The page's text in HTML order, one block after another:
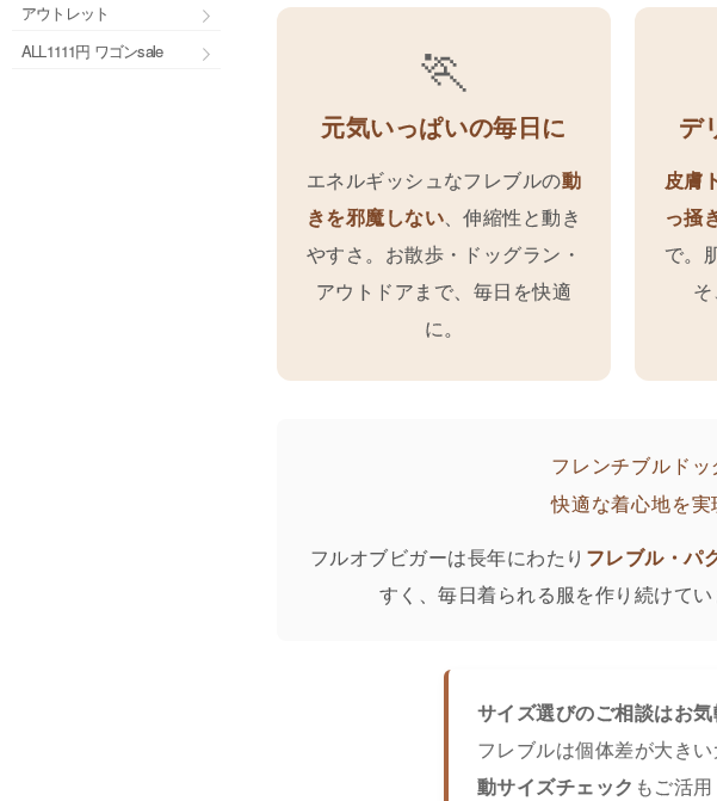
アウトレット
ALL1111円 ワゴンsale
🏃
元気いっぱいの毎日に
エネルギッシュなフレブルの動
きを邪魔しない、伸縮性と動き
やすさ。お散歩・ドッグラン・
アウトドアまで、毎日を快適
に。
デ
皮膚
っ掻
で。
フレンチブルドッ
快適な着心地を実
フルオブビガーは長年にわたり フレブル・パ
すく、毎日着られる服を作り続けて
サイズ選びのご相談はお
フレブルは個体差が大き
動サイズチェック もご活用